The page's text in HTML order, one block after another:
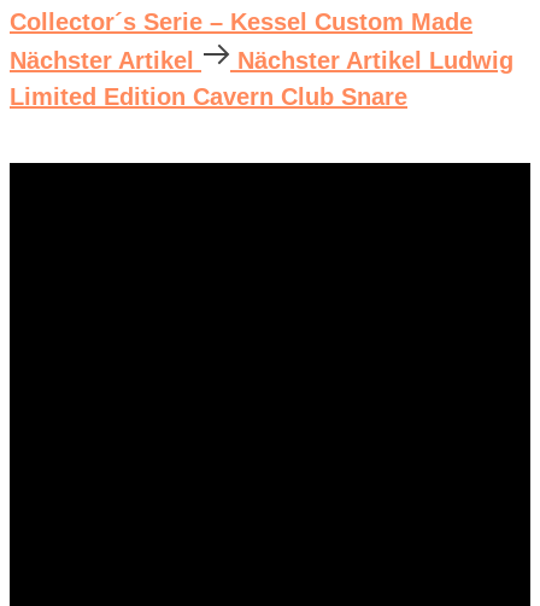
Collector´s Serie – Kessel Custom Made
Nächster Artikel
Nächster Artikel Ludwig
Limited Edition Cavern Club Snare